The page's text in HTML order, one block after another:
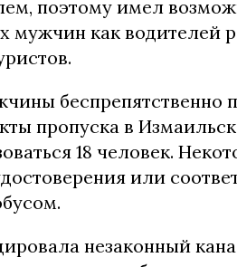
поэтому имел
мужчин как водителей
беспрепятственно
пропуска в
18 человек.
или
незаконный